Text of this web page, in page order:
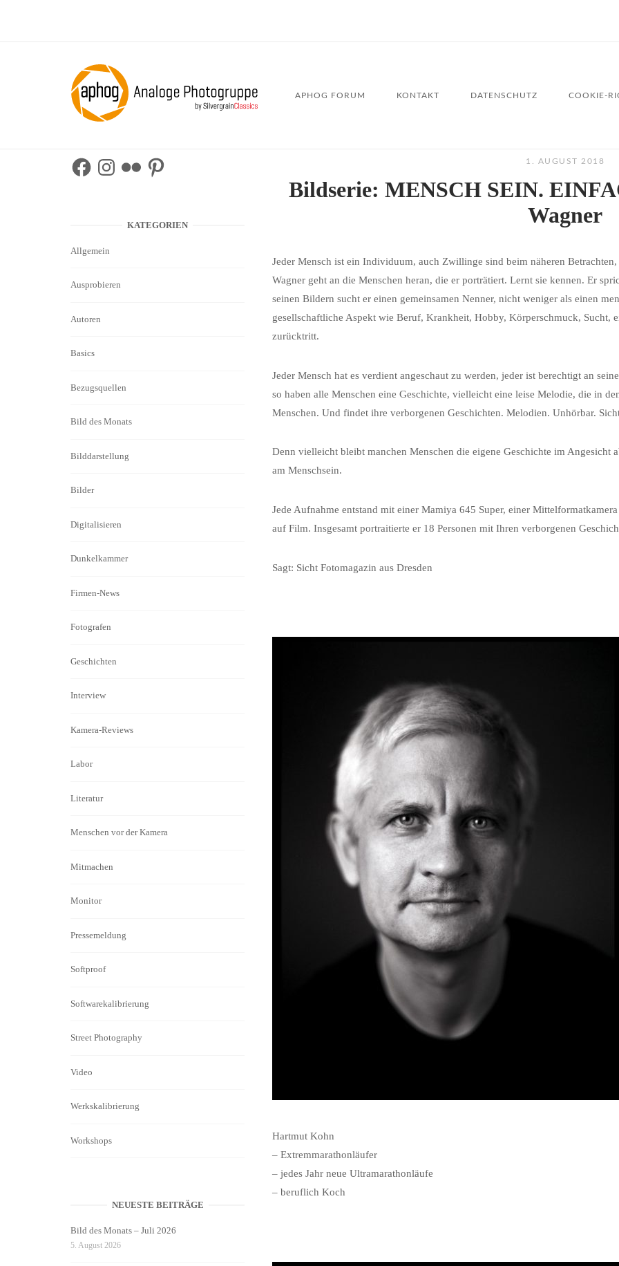
Home
APHOG FORUM KONTAKT DATENSCHUTZ COOKIE-
1. AUGUST 2018
Bildserie: MENSCH SEIN.
Wagner
Jeder Mensch ist ein Individuum, auch Zwillinge sind beim näheren
Wagner geht an die Menschen heran, die er porträtiert. Lernt sie kennen. Er
seinen Bildern sucht er einen gemeinsamen Nenner, nicht weniger als einen
gesellschaftliche Aspekt wie Beruf, Krankheit, Hobby, Körperschmuck, Sucht,
zurücktritt.
Jeder Mensch hat es verdient angeschaut zu werden, jeder ist berechtigt an
so haben alle Menschen eine Geschichte, vielleicht eine leise Melodie, die in
Menschen. Und findet ihre verborgenen Geschichten. Melodien. Unhörbar.
Denn vielleicht bleibt manchen Menschen die eigene Geschichte im Angesicht
am Menschsein.
Jede Aufnahme entstand mit einer Mamiya 645 Super, einer
auf Film. Insgesamt portraitierte er 18 Personen mit Ihren verborgenen
Sagt: Sicht Fotomagazin aus Dresden
Hartmut Kohn
– Extremmarathonläufer
– jedes Jahr neue Ultramarathonläufe
– beruflich Koch
FacebookInstagram
Flickr Pinterest
KATEGORIEN
Allgemein
Ausprobieren
Autoren
Basics
Bezugsquellen
Bild des Monats
Bilddarstellung
Bilder
Digitalisieren
Dunkelkammer
Firmen-News
Fotografen
Geschichten
Interview
Kamera-Reviews
Labor
Literatur
Menschen vor der Kamera
Mitmachen
Monitor
Pressemeldung
Softproof
Softwarekalibrierung
Street Photography
Video
Werkskalibrierung
Workshops
NEUESTE BEITRÄGE
Bild des Monats – Juli 2026
5. August 2026